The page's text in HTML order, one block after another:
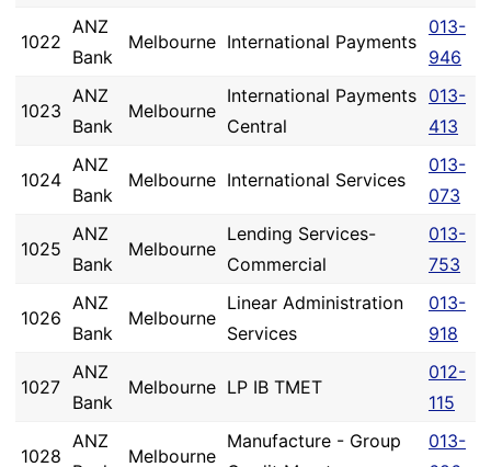
1022
ANZ
Bank
Melbourne International Payments
013-
946
1023
ANZ
Bank
Melbourne
International Payments
Central
013-
413
1024
ANZ
Bank
Melbourne International Services
013-
073
1025
ANZ
Bank
Melbourne
Lending Services-
Commercial
013-
753
1026
ANZ
Bank
Melbourne
Linear Administration
Services
013-
918
1027
ANZ
Bank
Melbourne LP IB TMET
012-
115
1028
ANZ
Melbourne
Manufacture - Group
013-